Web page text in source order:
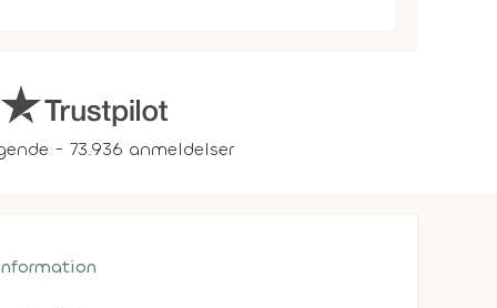
- 73.936 anmeldelser